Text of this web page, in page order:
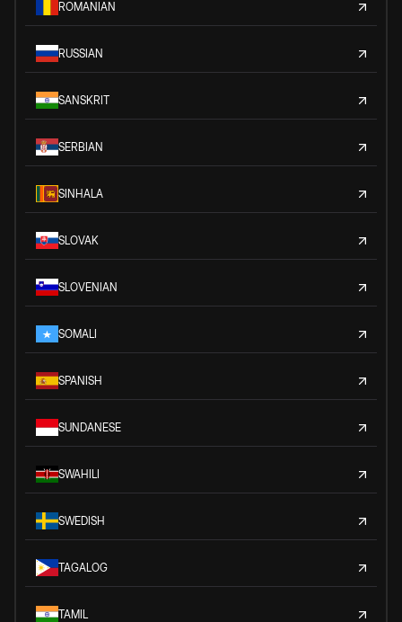
ROMANIAN
RUSSIAN
SANSKRIT
SERBIAN
SINHALA
SLOVAK
SLOVENIAN
SOMALI
SPANISH
SUNDANESE
SWAHILI
SWEDISH
TAGALOG
TAMIL